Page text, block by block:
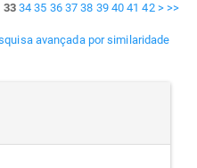
33 34 35 36 37 38 39 40 41 42 > >>
avançada por similaridade